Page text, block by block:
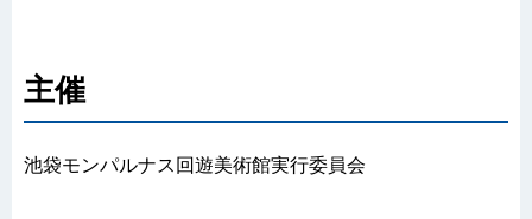
主催
池袋モンパルナス回遊美術館実行委員会